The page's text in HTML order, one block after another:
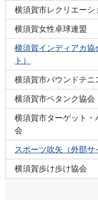
横須賀市レクリエーシ
横須賀女性卓球連盟
横須賀インディアカ協
ト）
横須賀市バウンドテニ
横須賀市ペタンク協会
横須賀市ターゲット・
会
スポーツ吹矢（外部サ
横須賀歩け歩け協会